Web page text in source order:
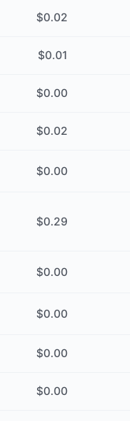
$0.02
$0.01
$0.00
$0.02
$0.00
$0.29
$0.00
$0.00
$0.00
$0.00